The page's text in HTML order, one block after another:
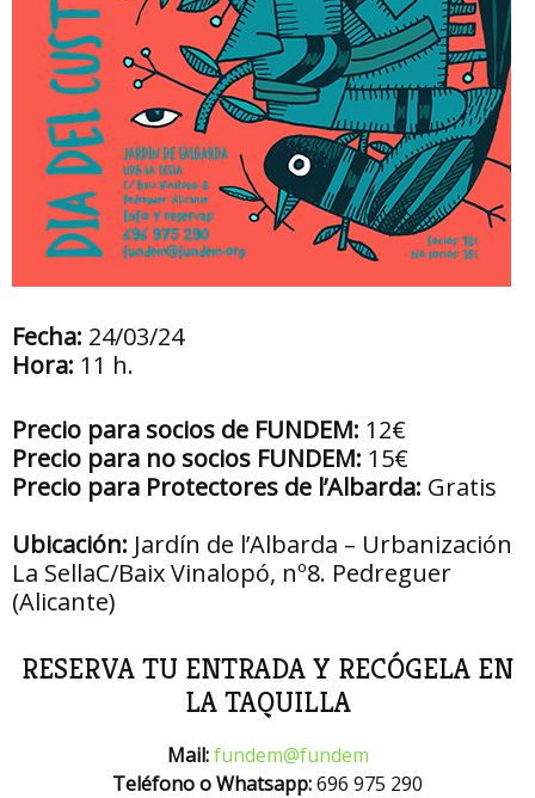
Fecha: 24/03/24
Hora: 11 h.
Precio para socios de FUNDEM: 12€
Precio para no socios FUNDEM: 15€
Precio para Protectores de l’Albarda: Gratis
Ubicación: Jardín de l’Albarda – Urbanización
La SellaC/Baix Vinalopó, nº8. Pedreguer
(Alicante)
RESERVA TU ENTRADA Y RECÓGELA EN
LA TAQUILLA
Mail:fundem@fundem
Teléfono o Whatsapp:696 975 290